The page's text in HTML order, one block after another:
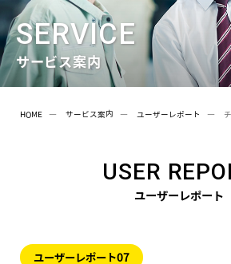
SERVICE
サービス案内
HOME サービス案内 ユーザーレポート
USER
ユーザーレポート
ユーザーレポート07